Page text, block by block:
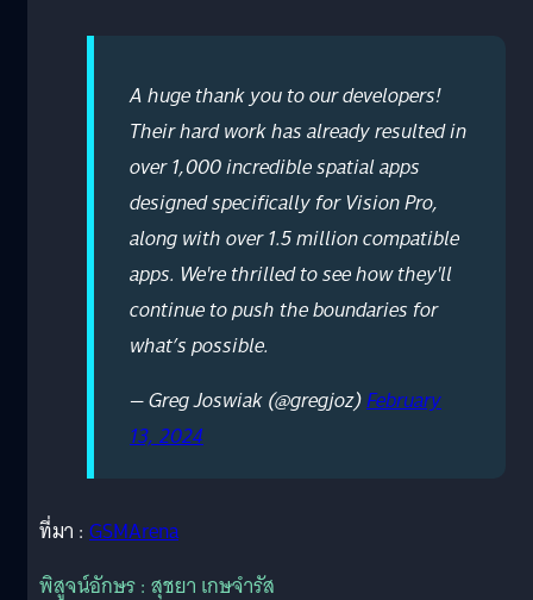
A huge thank you to our developers!
Their hard work has already resulted in
over 1,000 incredible spatial apps
designed specifically for Vision Pro,
along with over 1.5 million compatible
apps. We're thrilled to see how they'll
continue to push the boundaries for
what’s possible.
— Greg Joswiak (@gregjoz)February
13, 2024
ที่มา : GSMArena
พิสูจน์อักษร : สุชยา เกษจำรัส